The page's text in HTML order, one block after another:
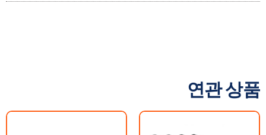
연관 상품